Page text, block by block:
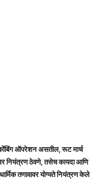
कोंबिंग ऑपरेशन असतील, रूट मार्च
नियंत्रण ठेवणे, तसेच कायदा आणि
तणावावर योग्यते नियंत्रण केले